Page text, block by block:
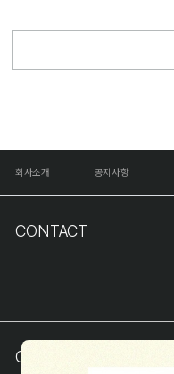
회사소개 공지사항
CONTACT
COMPANY INFO